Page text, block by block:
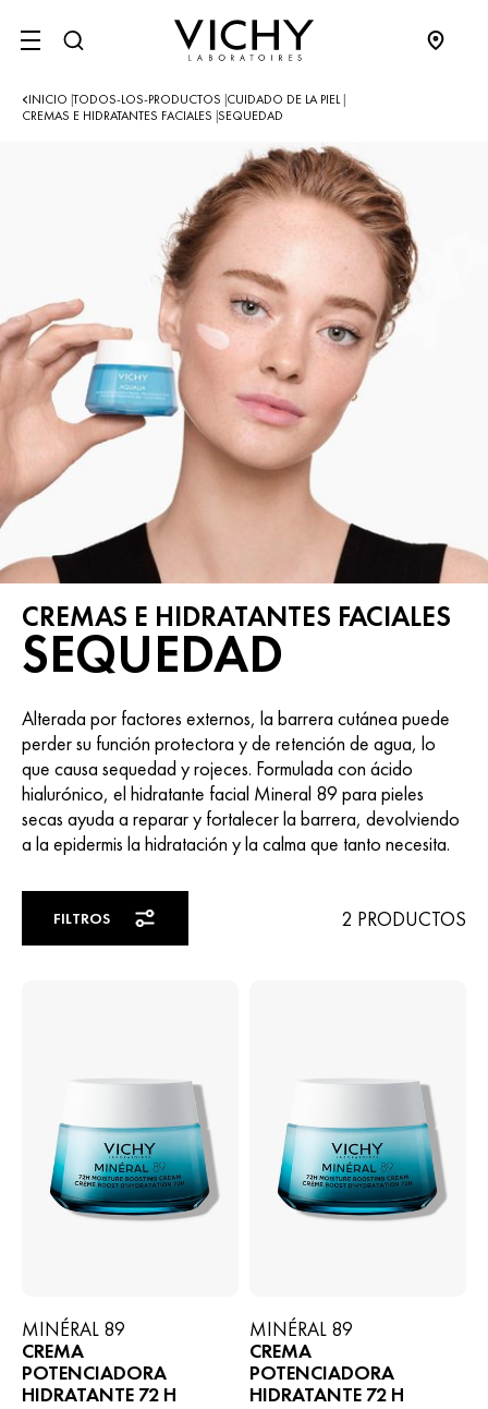
SITE MENU
INICIO TODOS-LOS-PRODUCTOS CUIDADO DE LA PIEL
CREMAS E HIDRATANTES FACIALES SEQUEDAD
CREMAS E HIDRATANTES FACIALES
SEQUEDAD
Alterada por factores externos, la barrera cutánea puede
perder su función protectora y de retención de agua, lo
que causa sequedad y rojeces. Formulada con ácido
hialurónico, el hidratante facial Mineral 89 para pieles
secas ayuda a reparar y fortalecer la barrera, devolviendo
a la epidermis la hidratación y la calma que tanto necesita.
FILTROS 2 PRODUCTOS
MINÉRAL 89
CREMA
POTENCIADORA
HIDRATANTE 72 H
MINÉRAL 89
CREMA
POTENCIADORA
HIDRATANTE 72 H